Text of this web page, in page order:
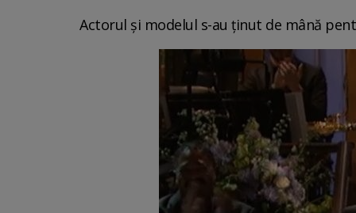
Actorul și modelul s-au ținut de mână